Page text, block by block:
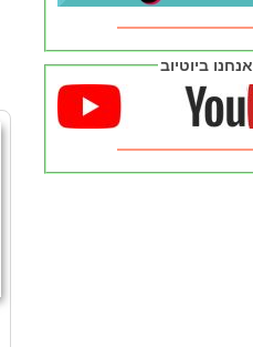
אנחנו ביוטיוב